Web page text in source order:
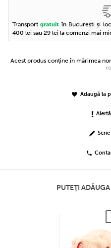
Transportgratuit în București și
400 lei sau 29 lei la comenzi mai
Acest produs conține în mărimea
Adaugă la
PUTEŢI